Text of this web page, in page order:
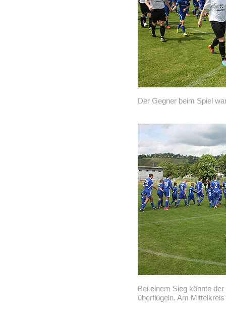
Der Gegner beim Spiel
Bei einem Sieg könnte
überflügeln. Am